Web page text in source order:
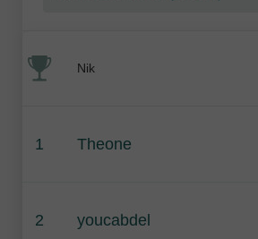
Nik
1 Theone
2 youcabdel